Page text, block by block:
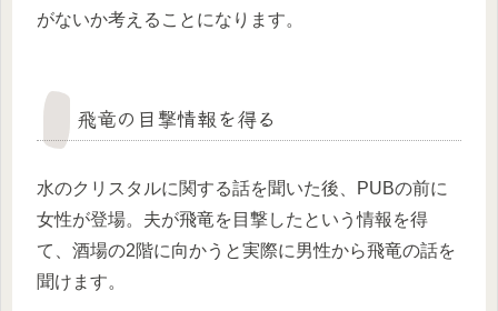
がないか考えることになります。
飛竜の目撃情報を得る
水のクリスタルに関する話を聞いた後、PUBの前に
女性が登場。夫が飛竜を目撃したという情報を得
て、酒場の2階に向かうと実際に男性から飛竜の話を
聞けます。